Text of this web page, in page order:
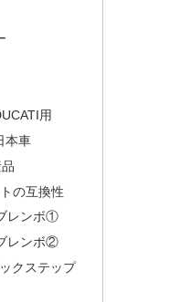
用
本車
の互換性
レンボ①
レンボ②
クステップ